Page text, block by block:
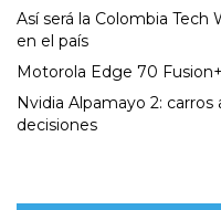
Así será la Colombia Tech
en el país
Motorola Edge 70
Nvidia Alpamayo 2:
decisiones